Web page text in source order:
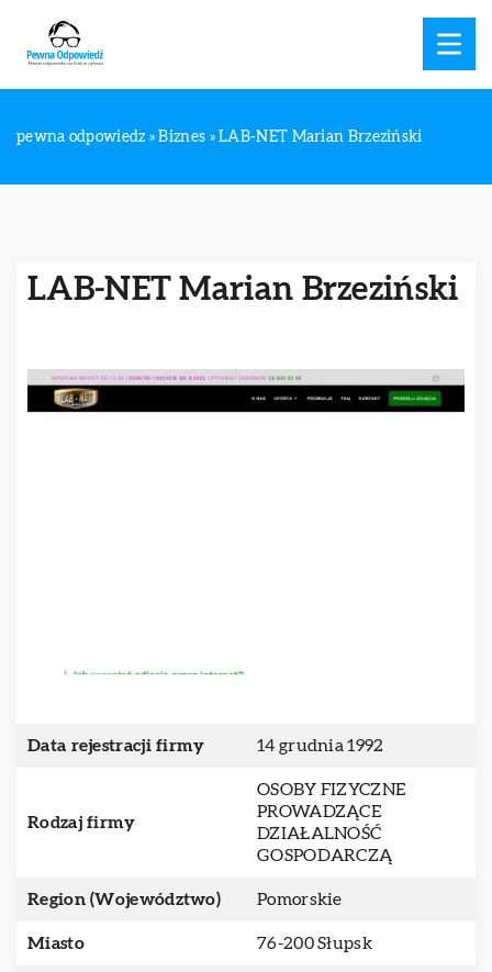
pewna odpowiedz »Biznes »LAB-NET Marian Brzeziński
LAB-NET Marian Brzeziński
Data rejestracji firmy 14 grudnia 1992
Rodzaj firmy
OSOBY FIZYCZNE
PROWADZĄCE
DZIAŁALNOŚĆ
GOSPODARCZĄ
Region (Województwo) Pomorskie
Miasto 76-200 Słupsk